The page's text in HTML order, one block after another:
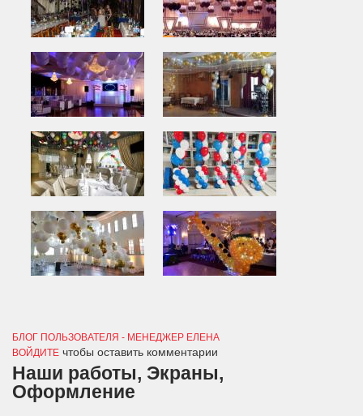
БЛОГ ПОЛЬЗОВАТЕЛЯ - МЕНЕДЖЕР ЕЛЕНА
ВОЙДИТЕ чтобы оставить комментарии
Наши работы, Экраны,
Оформление